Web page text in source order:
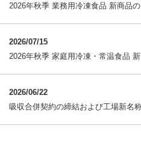
2026年秋季 業務用冷凍食品 新商品
2026/07/15
2026年秋季 家庭用冷凍・常温食品
2026/06/22
吸収合併契約の締結および工場新名